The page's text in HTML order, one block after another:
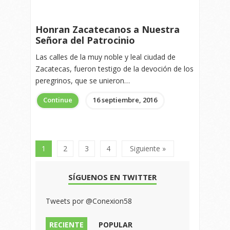
Honran Zacatecanos a Nuestra
Señora del Patrocinio
Las calles de la muy noble y leal ciudad de
Zacatecas, fueron testigo de la devoción de los
peregrinos, que se unieron…
Continue 16 septiembre, 2016
1 2 3 4 Siguiente »
SÍGUENOS EN TWITTER
Tweets por @Conexion58
RECIENTE
POPULAR